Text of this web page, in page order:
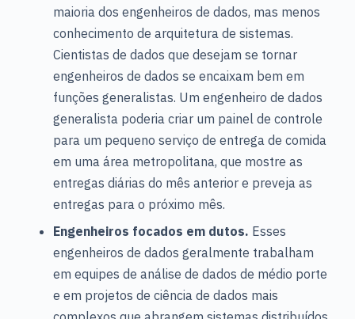
maioria dos engenheiros de dados, mas menos
conhecimento de arquitetura de sistemas.
Cientistas de dados que desejam se tornar
engenheiros de dados se encaixam bem em
funções generalistas. Um engenheiro de dados
generalista poderia criar um painel de controle
para um pequeno serviço de entrega de comida
em uma área metropolitana, que mostre as
entregas diárias do mês anterior e preveja as
entregas para o próximo mês.
Engenheiros focados em dutos. Esses
engenheiros de dados geralmente trabalham
em equipes de análise de dados de médio porte
e em projetos de ciência de dados mais